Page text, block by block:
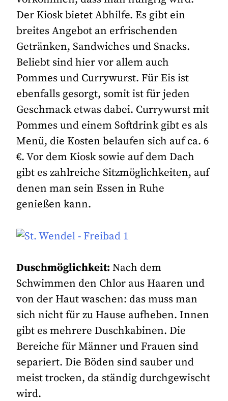
Der Kiosk bietet Abhilfe. Es gibt ein
breites Angebot an erfrischenden
Getränken, Sandwiches und Snacks.
Beliebt sind hier vor allem auch
Pommes und Currywurst. Für Eis ist
ebenfalls gesorgt, somit ist für jeden
Geschmack etwas dabei. Currywurst mit
Pommes und einem Softdrink gibt es als
Menü, die Kosten belaufen sich auf ca. 6
€. Vor dem Kiosk sowie auf dem Dach
gibt es zahlreiche Sitzmöglichkeiten, auf
denen man sein Essen in Ruhe
genießen kann.
Duschmöglichkeit: Nach dem
Schwimmen den Chlor aus Haaren und
von der Haut waschen: das muss man
sich nicht für zu Hause aufheben. Innen
gibt es mehrere Duschkabinen. Die
Bereiche für Männer und Frauen sind
separiert. Die Böden sind sauber und
meist trocken, da ständig durchgewischt
wird.